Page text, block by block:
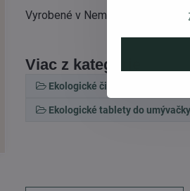
Vyrobené v Nemecku.
Viac z kategórie
Ekologické čistiace prostriedky
Ekologické tablety do